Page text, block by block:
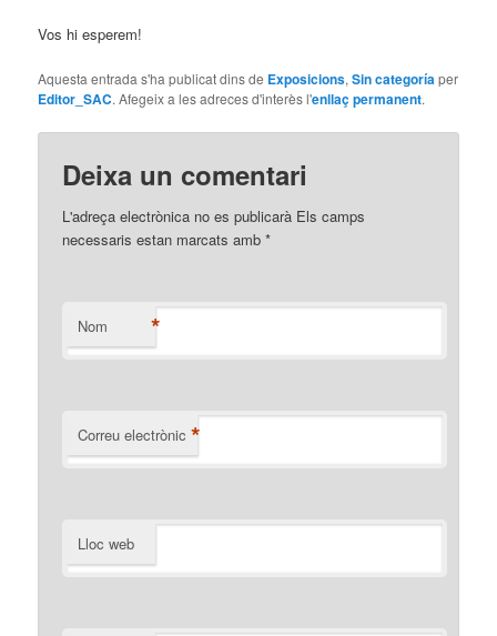
Vos hi esperem!
Aquesta entrada s'ha publicat dins de Exposicions,Sin categoríaper
Editor_SAC. Afegeix a les adreces d'interès l'enllaç permanent.
Deixa un comentari
L'adreça electrònica no es publicarà Els camps
necessaris estan marcats amb*
Nom *
Correu electrònic *
Lloc web